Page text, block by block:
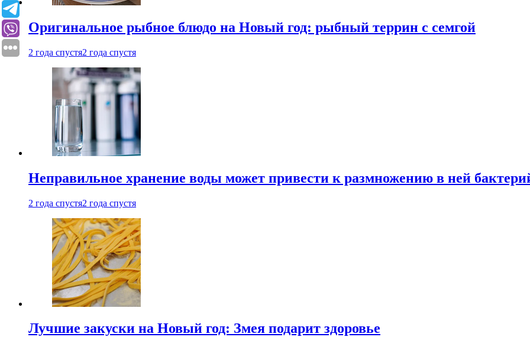
Оригинальное рыбное блюдо на Новый год: рыбный террин с семгой
2 года спустя2 года спустя
Неправильное хранение воды может привести к размножению в ней
2 года спустя2 года спустя
Лучшие закуски на Новый год: Змея подарит здоровье